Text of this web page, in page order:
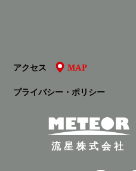
アクセス MAP
プライバシー・ポリシー
流星株式会社